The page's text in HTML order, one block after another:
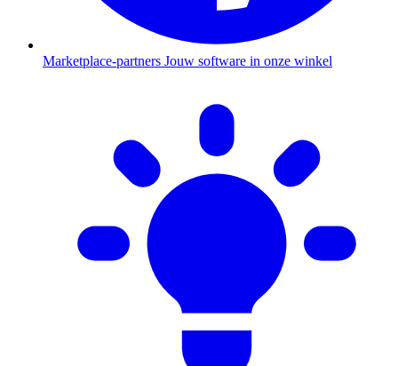
Marketplace-partners Jouw software in onze winkel